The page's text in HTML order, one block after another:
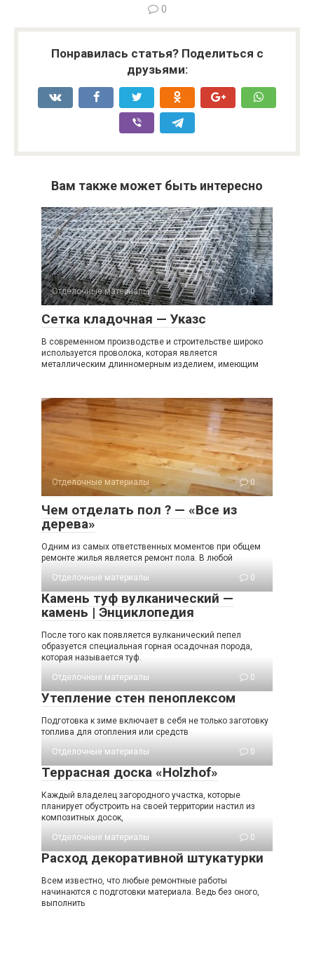
0
Понравилась статья? Поделиться с
друзьями:
Вам также может быть интересно
Отделочные материалы 0
Сетка кладочная — Указс
В современном производстве и строительстве широко
используется проволока, которая является
металлическим длинномерным изделием, имеющим
Отделочные материалы 0
Чем отделать пол ? — «Все из
дерева»
Одним из самых ответственных моментов при общем
ремонте жилья является ремонт пола. В любой
Отделочные материалы
0
Камень туф вулканический —
камень | Энциклопедия
После того как появляется вулканический пепел
образуется специальная горная осадочная порода,
которая называется туф.
Отделочные материалы
0
Утепление стен пеноплексом
Подготовка к зиме включает в себя не только заготовку
топлива для отопления или средств
Отделочные материалы
0
Террасная доска «Holzhof»
Каждый владелец загородного участка, которые
планирует обустроить на своей территории настил из
композитных досок,
Отделочные материалы
0
Расход декоративной штукатурки
Всем известно, что любые ремонтные работы
начинаются с подготовки материала. Ведь без оного,
выполнить